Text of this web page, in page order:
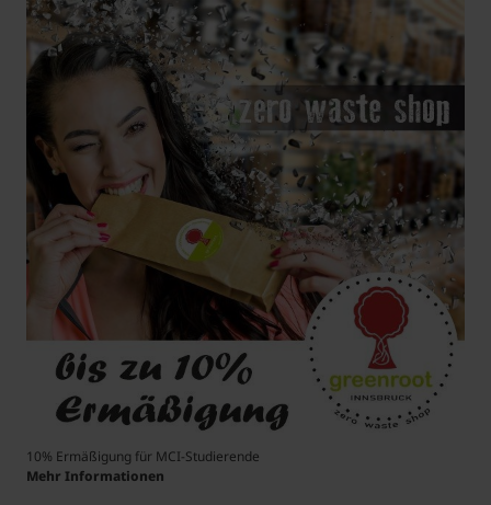
10% Ermäßigung für MCI-Studierende
Mehr Informationen